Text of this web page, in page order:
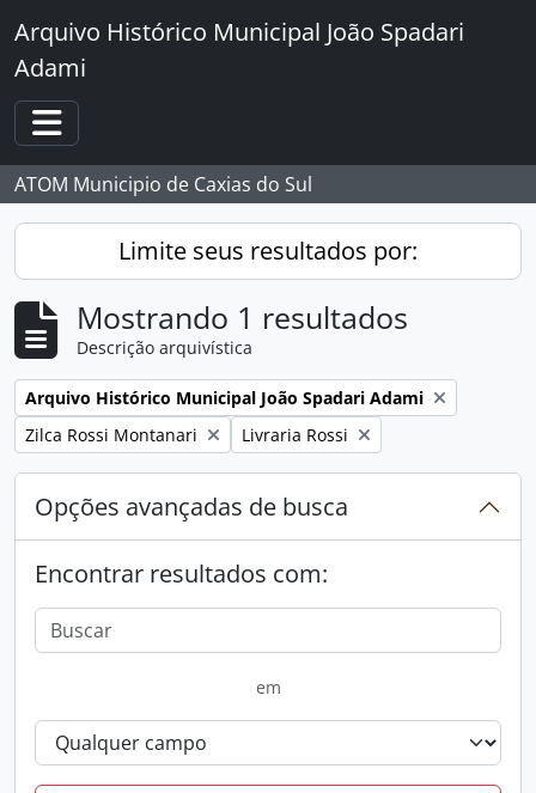
Skip to main content
Arquivo Histórico Municipal João Spadari
Adami
Toggle navigation
ATOM Municipio de Caxias do Sul
Limite seus resultados por:
Mostrando 1 resultados
Descrição arquivística
Remover filtro:
Arquivo Histórico Municipal João Spadari Adami
Remover filtro:
Zilca Rossi Montanari Remover filtro:
Livraria Rossi
Opções avançadas de busca
Encontrar resultados com:
em